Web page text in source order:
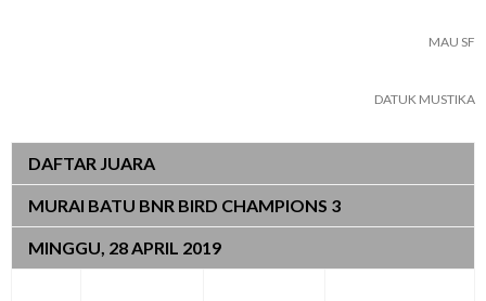
MAU SF
DATUK MUSTIKA
DAFTAR JUARA
MURAI BATU BNR BIRD CHAMPIONS 3
MINGGU, 28 APRIL 2019